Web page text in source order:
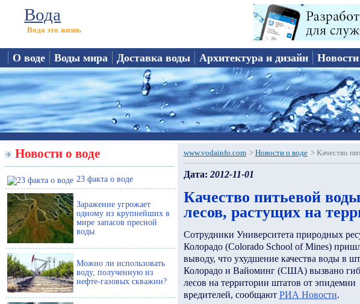
Вода
Вода это жизнь
О воде Воды мира Доставка воды Архитектура и дизайн Новости
Новости о воде
23 факта о воде
Заражение угрожает
одному из крупнейших в
мире запасов пресной
воды
Можно ли использовать
воду, полученную из
нефте-газовых скважин?
www.vodainfo.com > Новости о воде > Качество
Дата: 2012-11-01
Качество питьевой
лесов, растущих на
Сотрудники Университета природных
Колорадо (Colorado School of Mines)
выводу, что ухудшение качества воды в
Колорадо и Вайоминг (США) вызвано
лесов на территории штатов от эпидемии
вредителей, сообщают РИА Новости.